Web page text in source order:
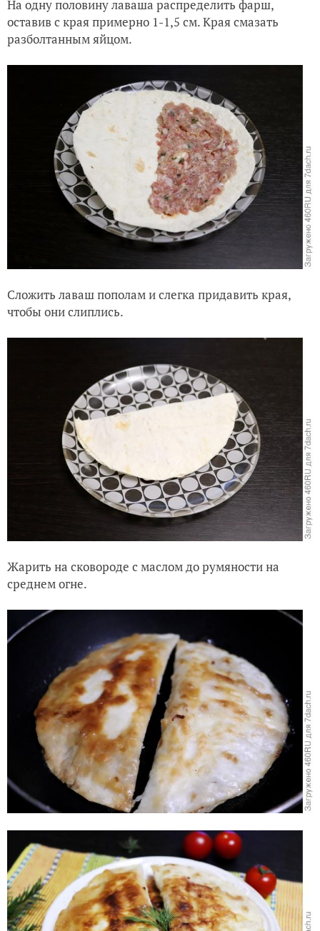
На одну половину лаваша распределить фарш,
оставив с края примерно 1-1,5 см. Края смазать
разболтанным яйцом.
Сложить лаваш пополам и слегка придавить края,
чтобы они слиплись.
Жарить на сковороде с маслом до румяности на
среднем огне.